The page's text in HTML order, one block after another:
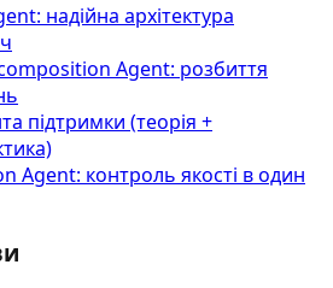
надійна архітектура
Agent: розбиття
підтримки (теорія +
Agent: контроль якості в один